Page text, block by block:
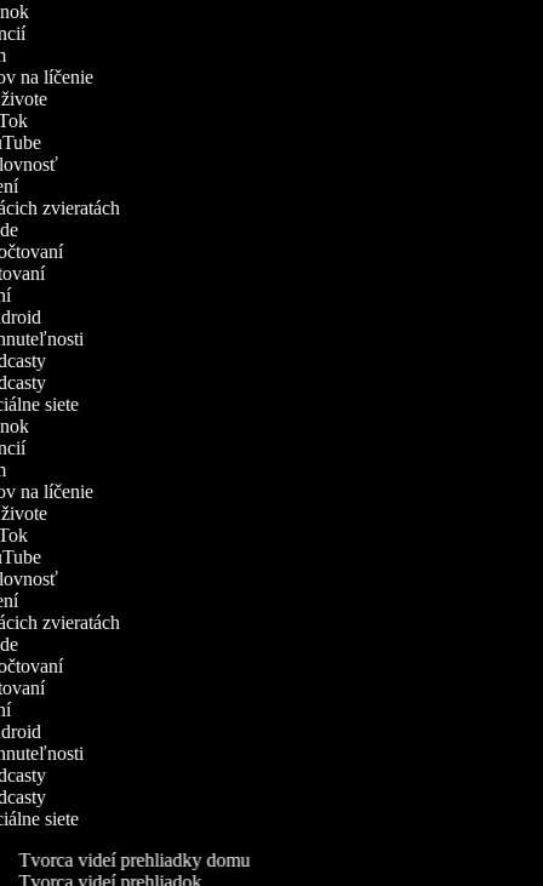
na líčenie
zvieratách
siete
na líčenie
zvieratách
siete
Tvorca videí prehliadky domu